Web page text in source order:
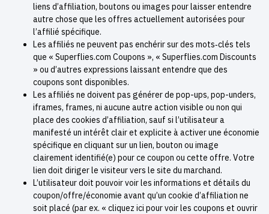
liens d’affiliation, boutons ou images pour laisser entendre
autre chose que les offres actuellement autorisées pour
l’affilié spécifique.
Les affiliés ne peuvent pas enchérir sur des mots‑clés tels
que « Superflies.com Coupons », « Superflies.com Discounts
» ou d’autres expressions laissant entendre que des
coupons sont disponibles.
Les affiliés ne doivent pas générer de pop-ups, pop-unders,
iframes, frames, ni aucune autre action visible ou non qui
place des cookies d’affiliation, sauf si l’utilisateur a
manifesté un intérêt clair et explicite à activer une économie
spécifique en cliquant sur un lien, bouton ou image
clairement identifié(e) pour ce coupon ou cette offre. Votre
lien doit diriger le visiteur vers le site du marchand.
L’utilisateur doit pouvoir voir les informations et détails du
coupon/offre/économie avant qu’un cookie d’affiliation ne
soit placé (par ex. « cliquez ici pour voir les coupons et ouvrir